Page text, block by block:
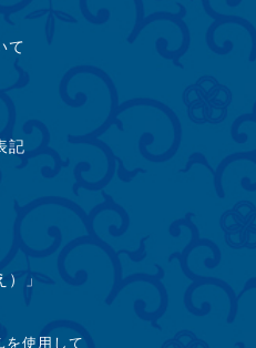
て
記
」
を使用して